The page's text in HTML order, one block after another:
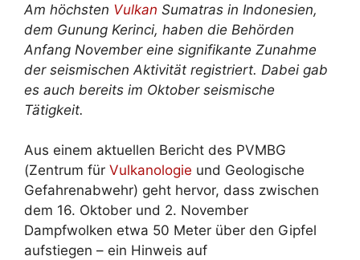
Am höchsten Vulkan Sumatras in Indonesien,
dem Gunung Kerinci, haben die Behörden
Anfang November eine signifikante Zunahme
der seismischen Aktivität registriert. Dabei gab
es auch bereits im Oktober seismische
Tätigkeit.
Aus einem aktuellen Bericht des PVMBG
(Zentrum für Vulkanologie und Geologische
Gefahrenabwehr) geht hervor, dass zwischen
dem 16. Oktober und 2. November
Dampfwolken etwa 50 Meter über den Gipfel
aufstiegen – ein Hinweis auf